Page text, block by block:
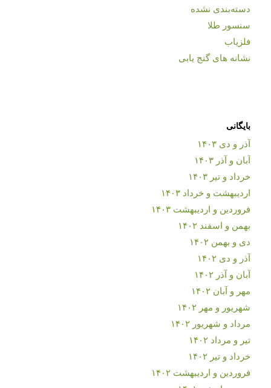
دسته‌بندی نشده
سنسور طلا
فلزیاب
نشانه های گنج یابی
بایگانی
آذر و دی ۱۴۰۳
آبان و آذر ۱۴۰۳
خرداد و تیر ۱۴۰۳
اردیبهشت و خرداد ۱۴۰۳
فروردین و اردیبهشت ۱۴۰۳
بهمن و اسفند ۱۴۰۲
دی و بهمن ۱۴۰۲
آذر و دی ۱۴۰۲
آبان و آذر ۱۴۰۲
مهر و آبان ۱۴۰۲
شهریور و مهر ۱۴۰۲
مرداد و شهریور ۱۴۰۲
تیر و مرداد ۱۴۰۲
خرداد و تیر ۱۴۰۲
فروردین و اردیبهشت ۱۴۰۲